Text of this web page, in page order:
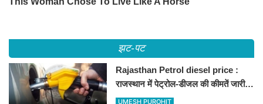
झट-पट
Rajasthan Petrol diesel price :
राजस्थान में पेट्रोल-डीजल की कीमतें जारी,
जानिए बीकानेर समेत पुरे प्रदेश में नए रेट
UMESH PUROHIT